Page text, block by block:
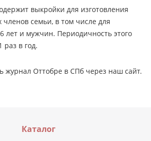
выкройки для изготовления
членов семьи, в том числе для
лет и мужчин. Периодичность этого
в год.
журнал Оттобре в СПб через наш сайт.
Каталог